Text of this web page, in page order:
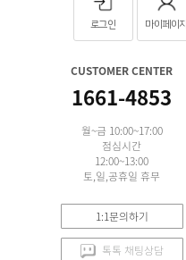
로그인 마이페이지
CUSTOMER CENTER
1661-4853
월~금 10:00~17:00
점심시간
12:00~13:00
토,일,공휴일 휴무
1:1문의하기
톡톡 채팅상담